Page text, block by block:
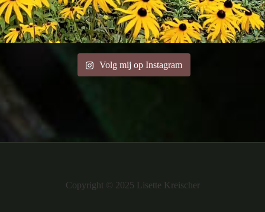
Volg mij op Instagram
Copyright © 2025 Lisette Kreischer